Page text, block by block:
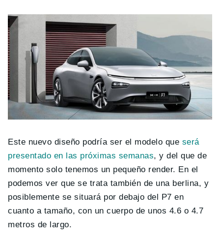
Este nuevo diseño podría ser el modelo que será
presentado en las próximas semanas, y del que de
momento solo tenemos un pequeño render. En el
podemos ver que se trata también de una berlina, y
posiblemente se situará por debajo del P7 en
cuanto a tamaño, con un cuerpo de unos 4.6 o 4.7
metros de largo.